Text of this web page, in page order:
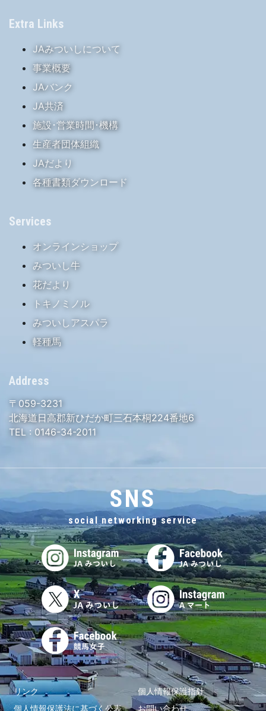
Extra Links
JAみついしについて
事業概要
JAバンク
JA共済
施設･営業時間･機構
生産者団体組織
JAだより
各種書類ダウンロード
Services
オンラインショップ
みついし牛
花だより
トキノミノル
みついしアスパラ
軽種馬
Address
〒059-3231
北海道日高郡新ひだか町三石本桐224番地6
TEL : 0146-34-2011
SNS
social networking service
リンク
個人情報保護指針
個人情報保護法に基づく公表
お問い合わせ